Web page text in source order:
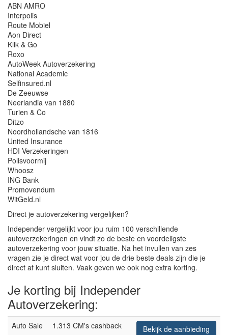
ABN AMRO
Interpolis
Route Mobiel
Aon Direct
Klik & Go
Roxo
AutoWeek Autoverzekering
National Academic
Selfinsured.nl
De Zeeuwse
Neerlandia van 1880
Turien & Co
Ditzo
Noordhollandsche van 1816
United Insurance
HDI Verzekeringen
Polisvoormij
Whoosz
ING Bank
Promovendum
WitGeld.nl
Direct je autoverzekering vergelijken?
Independer vergelijkt voor jou ruim 100 verschillende
autoverzekeringen en vindt zo de beste en voordeligste
autoverzekering voor jouw situatie. Na het invullen van zes
vragen zie je direct wat voor jou de drie beste deals zijn die je
direct af kunt sluiten. Vaak geven we ook nog extra korting.
Je korting bij Independer
Autoverzekering:
Auto Sale 1.313 CM's cashback Bekijk de aanbieding